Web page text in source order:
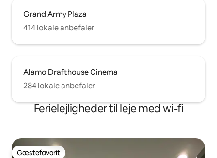
Grand Army Plaza
414 lokale anbefaler
Alamo Drafthouse Cinema
284 lokale anbefaler
Ferielejligheder til leje med wi-fi
Gæstefavorit